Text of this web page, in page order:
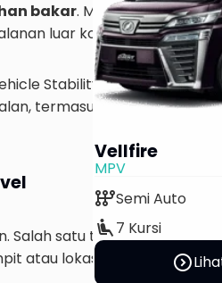
bakar. Mesin diesel 2.8L
luar kota yang jaraknya
Stability Control, dan Dual
termasuk tanjakan dan
Salah satu tantangan adalah
atau lokasi wisata dengan
Vellfire
MPV
auto_transmissionSemi Auto
airline_seat_recline_extra7 Kursi
expand_circle_right